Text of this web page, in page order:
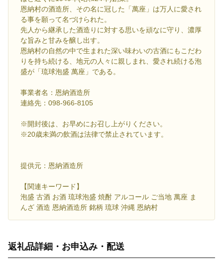
恩納村の酒造所、その名に冠した「萬座」は万人に愛され
る事を願って名づけられた。
先人から継承した酒造りに対する思いを頑なに守り、濃厚
な旨みと甘みを醸し出す。
恩納村の自然の中で生まれた深い味わいの古酒にもこだわ
りを持ち続ける、地元の人々に親しまれ、愛され続ける泡
盛が「琉球泡盛 萬座」である。
事業者名：恩納酒造所
連絡先：098-966-8105
※開封後は、お早めにお召し上がりください。
※20歳未満の飲酒は法律で禁止されています。
提供元：恩納酒造所
【関連キーワード】
泡盛 古酒 お酒 琉球泡盛 焼酎 アルコール ご当地 萬座 ま
んざ 酒造 恩納酒造所 銘柄 琉球 沖縄 恩納村
返礼品詳細・お申込み・配送